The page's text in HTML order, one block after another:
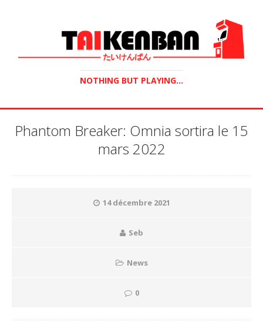
NOTHING BUT PLAYING...
Phantom Breaker: Omnia sortira le 15
mars 2022
14 décembre 2021
Seb
News
0